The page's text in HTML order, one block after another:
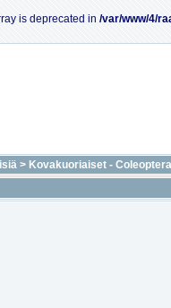
is deprecated in /var/www/4/
> Kovakuoriaiset - Coleoptera